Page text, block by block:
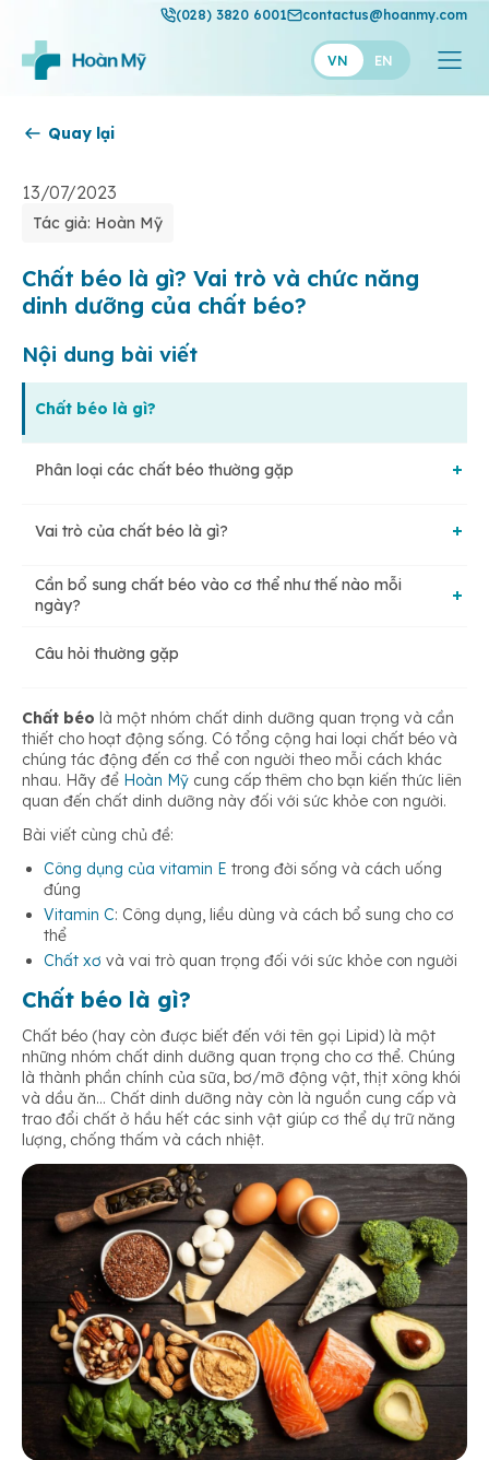
(028) 3820 6001 contactus@hoanmy.com
VN EN
Thuận Mỹ
Quay lại
13/07/2023
Tác giả: Hoàn Mỹ
Chất béo là gì? Vai trò và chức năng
dinh dưỡng của chất béo?
Nội dung bài viết
Chất béo là gì?
Phân loại các chất béo thường gặp
Theo nguồn gốc, chức năng
Theo cấu tạo hóa học
Vai trò của chất béo là gì?
Cung cấp thêm năng lượng
Cung cấp các axit thiết yếu khác
Cần bổ sung chất béo vào cơ thể như thế nào mỗi
ngày?
Phân biệt chất béo tốt và chất béo xấu
Câu hỏi thường gặp
Chất béo là một nhóm chất dinh dưỡng quan trọng và cần
thiết cho hoạt động sống. Có tổng cộng hai loại chất béo và
chúng tác động đến cơ thể con người theo mỗi cách khác
nhau. Hãy để Hoàn Mỹ cung cấp thêm cho bạn kiến thức liên
quan đến chất dinh dưỡng này đối với sức khỏe con người.
Bài viết cùng chủ đề:
Công dụng của vitamin E trong đời sống và cách uống
đúng
Vitamin C: Công dụng, liều dùng và cách bổ sung cho cơ
thể
Chất xơ và vai trò quan trọng đối với sức khỏe con người
Chất béo là gì?
Chất béo (hay còn được biết đến với tên gọi Lipid) là một
những nhóm chất dinh dưỡng quan trọng cho cơ thể. Chúng
là thành phần chính của sữa, bơ/mỡ động vật, thịt xông khói
và dầu ăn… Chất dinh dưỡng này còn là nguồn cung cấp và
trao đổi chất ở hầu hết các sinh vật giúp cơ thể dự trữ năng
lượng, chống thấm và cách nhiệt.